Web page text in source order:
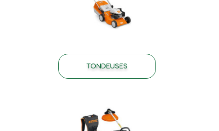
TONDEUSES